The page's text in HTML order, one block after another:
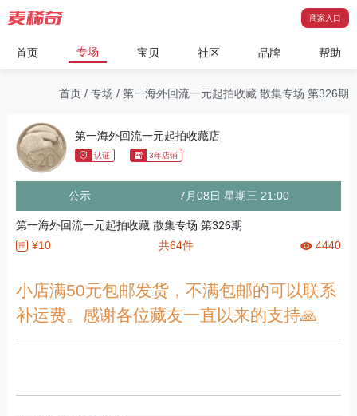
商家入口
首页 专场 宝贝 社区 品牌 帮助
首页 / 专场 / 第一海外回流一元起拍收藏 散集专场 第326期
第一海外回流一元起拍收藏店
认证 3年店铺
公示 7月08日 星期三 21:00
第一海外回流一元起拍收藏 散集专场 第326期
押 ¥10 共64件 4440
小店满50元包邮发货，不满包邮的可以联系
补运费。感谢各位藏友一直以来的支持🙏